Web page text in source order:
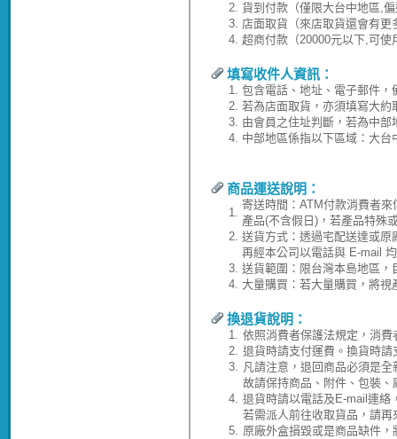
2. 貨到付款（僅限大台中地區,
3. 店面取貨（來店取貨還會有更
4. 超商付款（20000元以下,可
填寫收件人資訊：
1. 包含電話、地址、電子郵件
2. 若為店面取貨，亦須填寫大
3. 由會員之住址判斷，若為中部
4. 中部地區係指以下區域：大台
商品運送說明：
1.
寄送時間：ATM付款消費者
產品(不含假日)，若產品特殊
2. 送貨方式：透過宅配送達或
再經本公司以電話與 E-mail
3. 送貨範圍：限台灣本島地區
4. 大量購買：若大量購買，將
換退貨說明：
1. 依照消費者保護法規定，消
2. 退貨時請支付運費。換貨時
3. 凡請注意，退回商品必須是
故請保持商品、附件、包裝
4. 退貨時請以電話及E-mail連絡
若需派人前往收取貨品，請
5. 原廠外盒損毀或是商品缺件